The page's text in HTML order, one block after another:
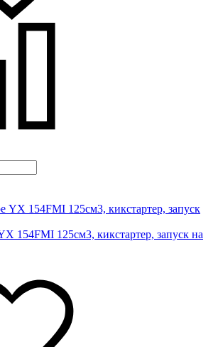
154FMI 125см3, кикстартер, запуск на